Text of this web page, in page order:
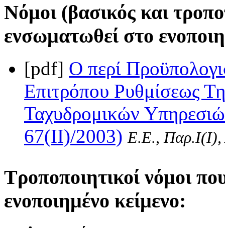
Νόμοι (βασικός και
ενσωματωθεί στο
[pdf] Ο περί
Επιτρόπου Ρυθμίσεως
Ταχυδρομικών
67(II)/2003) Ε.Ε., Παρ.Ι(I),
Τροποποιητικοί νόμοι
ενοποιημένο κείμενο: